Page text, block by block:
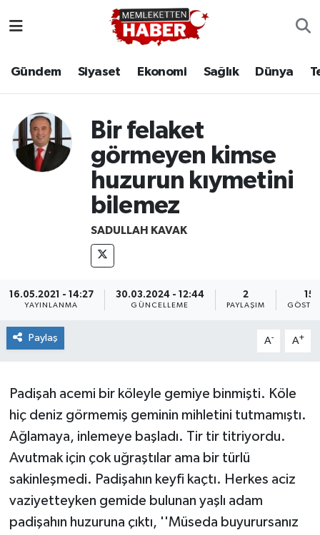
Gündem Siyaset Ekonomi Sağlık Dünya
Bir felaket
görmeyen kimse
huzurun kıymetini
bilemez
SADULLAH KAVAK
16.05.2021 - 14:27
YAYINLANMA
30.03.2024 - 12:44
GÜNCELLEME
2
PAYLAŞIM
15
Paylaş A- A+
Padişah acemi bir köleyle gemiye binmişti. Köle
hiç deniz görmemiş geminin mihletini tutmamıştı.
Ağlamaya, inlemeye başladı. Tir tir titriyordu.
Avutmak için çok uğraştılar ama bir türlü
sakinleşmedi. Padişahın keyfi kaçtı. Herkes aciz
vaziyetteyken gemide bulunan yaşlı adam
padişahın huzuruna çıktı, ''Müseda buyurursanız